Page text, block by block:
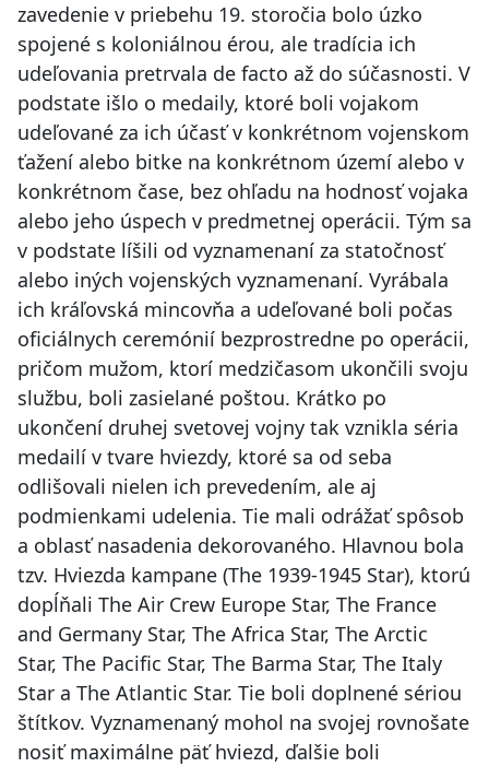
zavedenie v priebehu 19. storočia bolo úzko
spojené s koloniálnou érou, ale tradícia ich
udeľovania pretrvala de facto až do súčasnosti. V
podstate išlo o medaily, ktoré boli vojakom
udeľované za ich účasť v konkrétnom vojenskom
ťažení alebo bitke na konkrétnom území alebo v
konkrétnom čase, bez ohľadu na hodnosť vojaka
alebo jeho úspech v predmetnej operácii. Tým sa
v podstate líšili od vyznamenaní za statočnosť
alebo iných vojenských vyznamenaní. Vyrábala
ich kráľovská mincovňa a udeľované boli počas
oficiálnych ceremónií bezprostredne po operácii,
pričom mužom, ktorí medzičasom ukončili svoju
službu, boli zasielané poštou. Krátko po
ukončení druhej svetovej vojny tak vznikla séria
medailí v tvare hviezdy, ktoré sa od seba
odlišovali nielen ich prevedením, ale aj
podmienkami udelenia. Tie mali odrážať spôsob
a oblasť nasadenia dekorovaného. Hlavnou bola
tzv. Hviezda kampane (The 1939-1945 Star), ktorú
dopĺňali The Air Crew Europe Star, The France
and Germany Star, The Africa Star, The Arctic
Star, The Pacific Star, The Barma Star, The Italy
Star a The Atlantic Star. Tie boli doplnené sériou
štítkov. Vyznamenaný mohol na svojej rovnošate
nosiť maximálne päť hviezd, ďalšie boli